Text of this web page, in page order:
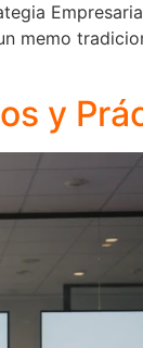
memo
y